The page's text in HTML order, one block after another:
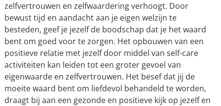
zelfvertrouwen en zelfwaardering verhoogt. Door
bewust tijd en aandacht aan je eigen welzijn te
besteden, geef je jezelf de boodschap dat je het waard
bent om goed voor te zorgen. Het opbouwen van een
positieve relatie met jezelf door middel van self-care
activiteiten kan leiden tot een groter gevoel van
eigenwaarde en zelfvertrouwen. Het besef dat jij de
moeite waard bent om liefdevol behandeld te worden,
draagt bij aan een gezonde en positieve kijk op jezelf en